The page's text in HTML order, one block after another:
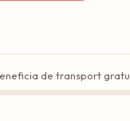
de transport